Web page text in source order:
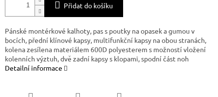
Přidat do košíku
Pánské montérkové kalhoty, pas s poutky na opasek a gumou v
bocích, přední klínové kapsy, multifunkční kapsy na obou stranách,
kolena zesílena materiálem 600D polyesterem s možností vložení
kolenních výztuh, dvě zadní kapsy s klopami, spodní část noh
Detailní informace